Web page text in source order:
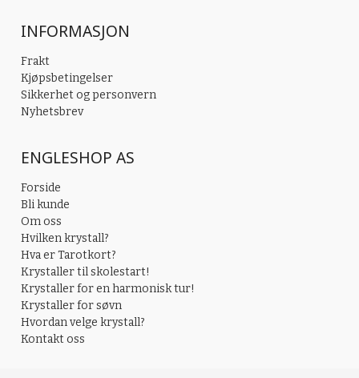
INFORMASJON
Frakt
Kjøpsbetingelser
Sikkerhet og personvern
Nyhetsbrev
ENGLESHOP AS
Forside
Bli kunde
Om oss
Hvilken krystall?
Hva er Tarotkort?
Krystaller til skolestart!
Krystaller for en harmonisk tur!
Krystaller for søvn
Hvordan velge krystall?
Kontakt oss